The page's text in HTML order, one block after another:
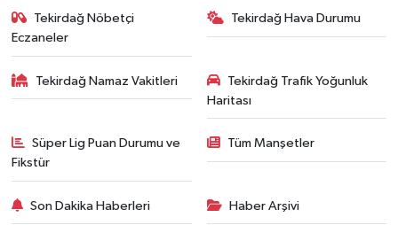
Tekirdağ Nöbetçi
Eczaneler
Tekirdağ Hava Durumu
Tekirdağ Namaz Vakitleri
Tekirdağ Trafik Yoğunluk
Haritası
Süper Lig Puan Durumu ve
Fikstür
Tüm Manşetler
Son Dakika Haberleri Haber Arşivi